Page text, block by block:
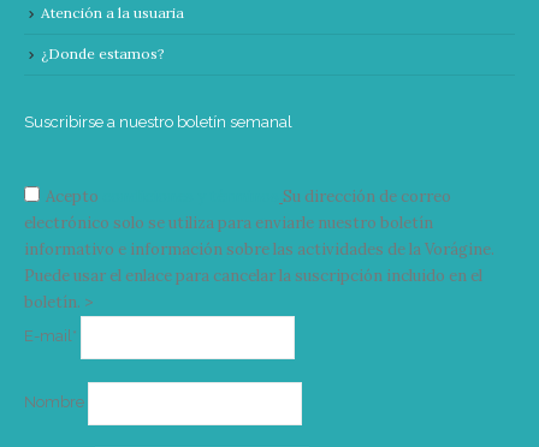
Atención a la usuaria
¿Donde estamos?
Suscribirse a nuestro boletín semanal
Acepto
Su dirección de correo
electrónico solo se utiliza para enviarle nuestro boletín
informativo e información sobre las actividades de la Vorágine.
Puede usar el enlace para cancelar la suscripción incluido en el
boletín. >
E-mail*
Nombre